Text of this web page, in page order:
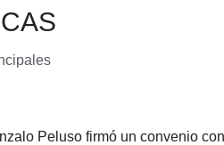
Peluso firmó un convenio